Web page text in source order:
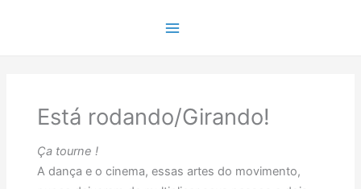
Está rodando/Girando!
Ça tourne !
A dança e o cinema, essas artes do movimento,